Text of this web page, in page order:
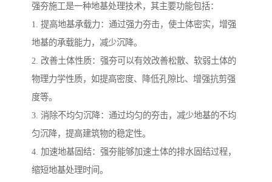
强夯施工是一种地基处理技术，其主要功能包括：
1. 提高地基承载力：通过强力夯击，使土体密实，增强
地基的承载能力，减少沉降。
2. 改善土体性质：强夯可以有效改善松散、软弱土体的
物理力学性质，如提高密度、降低孔隙比、增强抗剪强
度等。
3. 消除不均匀沉降：通过均匀的夯击，减少地基的不均
匀沉降，提高建筑物的稳定性。
4. 加速地基固结：强夯能够加速土体的排水固结过程，
缩短地基处理时间。